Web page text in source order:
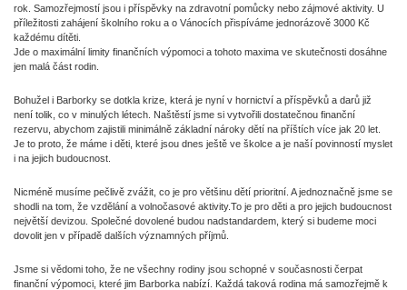
rok. Samozřejmostí jsou i příspěvky na zdravotní pomůcky nebo zájmové aktivity. U
příležitosti zahájení školního roku a o Vánocích přispíváme jednorázově 3000 Kč
každému dítěti.
Jde o maximální limity finančních výpomoci a tohoto maxima ve skutečnosti dosáhne
jen malá část rodin.
Bohužel i Barborky se dotkla krize, která je nyní v hornictví a příspěvků a darů již
není tolik, co v minulých létech. Naštěstí jsme si vytvořili dostatečnou finanční
rezervu, abychom zajistili minimálně základní nároky dětí na příštích více jak 20 let.
Je to proto, že máme i děti, které jsou dnes ještě ve školce a je naší povinností myslet
i na jejich budoucnost.
Nicméně musíme pečlivě zvážit, co je pro většinu dětí prioritní. A jednoznačně jsme se
shodli na tom, že vzdělání a volnočasové aktivity.To je pro děti a pro jejich budoucnost
největší devizou. Společné dovolené budou nadstandardem, který si budeme moci
dovolit jen v případě dalších významných příjmů.
Jsme si vědomi toho, že ne všechny rodiny jsou schopné v současnosti čerpat
finanční výpomoci, které jim Barborka nabízí. Každá taková rodina má samozřejmě k